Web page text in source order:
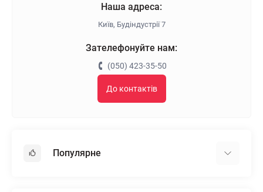
Наша адреса:
Київ, Будіндустрії 7
Зателефонуйте нам:
(050) 423-35-50
До контактів
Популярне